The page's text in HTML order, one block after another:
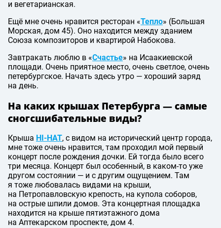
и вегетарианская.
Ещё мне очень нравится ресторан «Тепло» (Большая
Морская, дом 45). Оно находится между зданием
Союза композиторов и квартирой Набокова.
Завтракать люблю в «Счастье» на Исаакиевской
площади. Очень приятное место, очень светлое, очень
петербургское. Начать здесь утро — хороший заряд
на день.
На каких крышах Петербурга — самые
сногсшибательные виды?
Крыша HI-HAT, с видом на исторический центр города,
мне тоже очень нравится, там проходил мой первый
концерт после рождения дочки. Ей тогда было всего
три месяца. Концерт был особенный, в каком-то уже
другом состоянии — и с другим ощущением. Там
я тоже любовалась видами на крыши,
на Петропавловскую крепость, на купола соборов,
на острые шпили домов. Эта концертная площадка
находится на крыше пятиэтажного дома
на Аптекарском проспекте, дом 4.